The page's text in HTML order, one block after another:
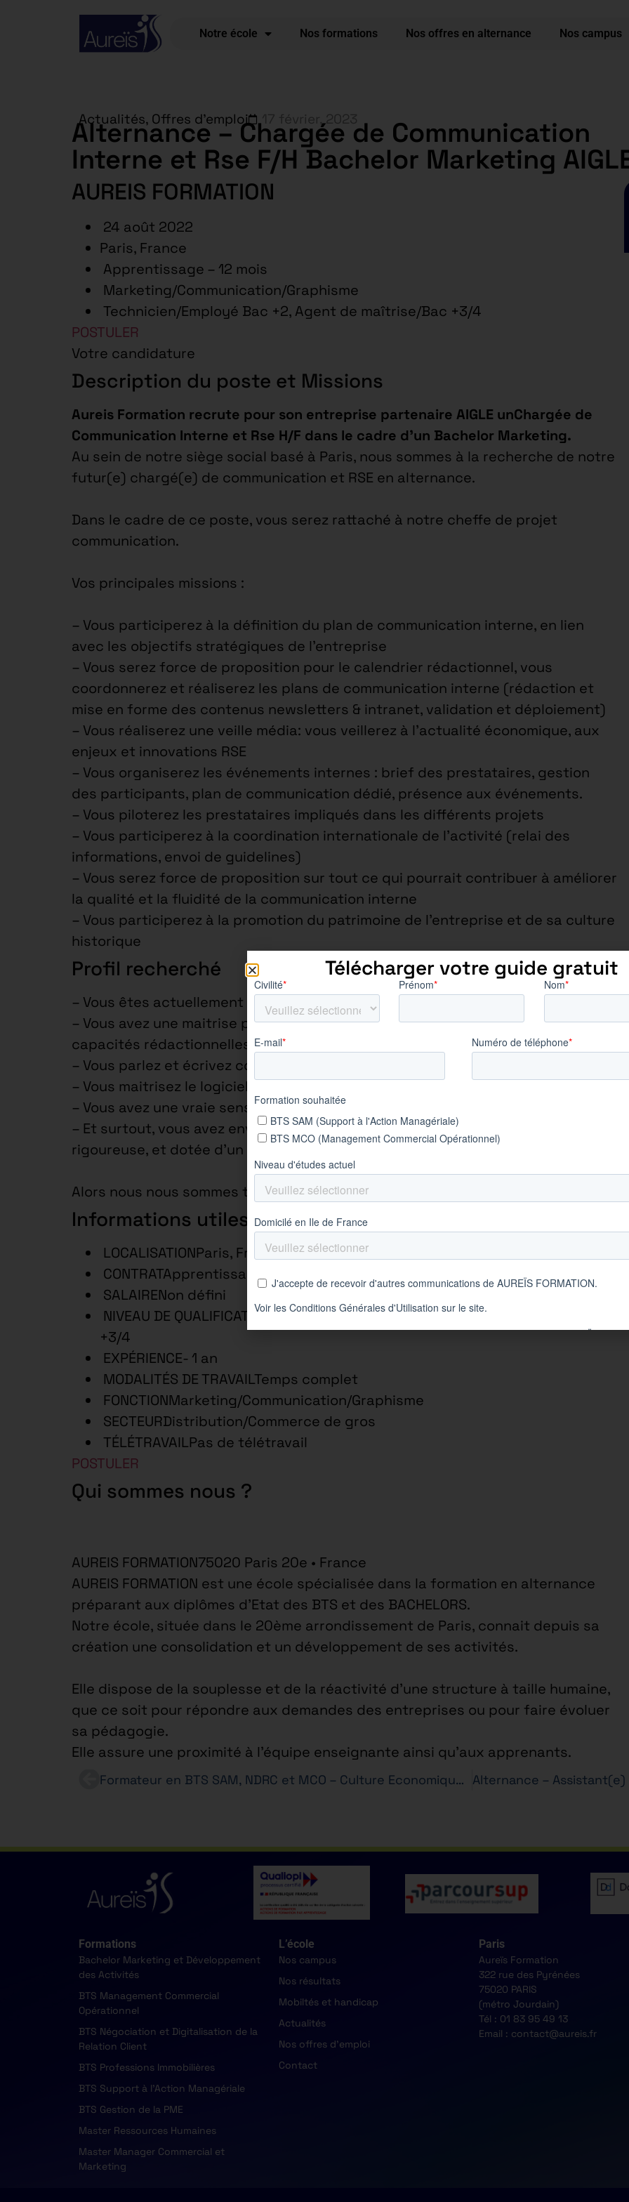
Notre école Nos formations Nos offres en alternance Nos campus
Actualités, Offres d'emploi 17 février, 2023
Alternance – Chargée de Communication
Interne et Rse F/H Bachelor Marketing
AUREIS FORMATION
24 août 2022
Paris, France
Apprentissage – 12 mois
Marketing/Communication/Graphisme
Technicien/Employé Bac +2, Agent de maîtrise/Bac +3/4
POSTULER
Votre candidature
Description du poste et Missions
Aureis Formation recrute pour son entreprise partenaire AIGLE unChargée de
Communication Interne et Rse H/F dans le cadre d’un Bachelor Marketing.
Au sein de notre siège social basé à Paris, nous sommes à la recherche de notre
futur(e) chargé(e) de communication et RSE en alternance.
Dans le cadre de ce poste, vous serez rattaché à notre cheffe de projet
communication.
Vos principales missions :
– Vous participerez à la définition du plan de communication interne, en lien
avec les objectifs stratégiques de l’entreprise
– Vous serez force de proposition pour le calendrier rédactionnel, vous
coordonnerez et réaliserez les plans de communication interne (rédaction et
mise en forme des contenus newsletters & intranet, validation et déploiement)
– Vous réaliserez une veille média: vous veillerez à l’actualité économique, aux
enjeux et innovations RSE
– Vous organiserez les événements internes : brief des prestataires, gestion
des participants, plan de communication dédié, présence aux événements.
– Vous piloterez les prestataires impliqués dans les différents projets
– Vous participerez à la coordination internationale de l’activité (relai des
informations, envoi de guidelines)
– Vous serez force de proposition sur tout ce qui pourrait contribuer à améliorer
la qualité et la fluidité de la communication interne
– Vous participerez à la promotion du patrimoine de l’entreprise et de sa culture
historique
Profil recherché
– Vous êtes actuellement en bac+3 marketing
– Vous avez une maitrise parfaite du français et êtes doté(e) de fortes
capacités rédactionnelles et de structuration
– Vous parlez et écrivez couramment anglais
– Vous maitrisez le logiciel Photoshop
– Vous avez une vraie sensibilité pour tous les sujets RSE
– Et surtout, vous avez envie d’apprendre, vous êtes une personne curieuse,
rigoureuse, et dotée d’un excellent sens du relationnel
Alors nous nous sommes trouvés !
Informations utiles
LOCALISATIONParis, France – pas de déplacement
CONTRATApprentissage – 12 mois
SALAIRENon défini
NIVEAU DE QUALIFICATIONTechnicien/Employé Bac +2, Agent de maîtrise/Bac
+3/4
EXPÉRIENCE- 1 an
MODALITÉS DE TRAVAILTemps complet
FONCTIONMarketing/Communication/Graphisme
SECTEURDistribution/Commerce de gros
TÉLÉTRAVAILPas de télétravail
POSTULER
Qui sommes nous ?
AUREIS FORMATION75020 Paris 20e • France
AUREIS FORMATION est une école spécialisée dans la formation en alternance
préparant aux diplômes d’Etat des BTS et des BACHELORS.
Notre école, située dans le 20ème arrondissement de Paris, connait depuis sa
création une consolidation et un développement de ses activités.
Elle dispose de la souplesse et de la réactivité d’une structure à taille humaine,
que ce soit pour répondre aux demandes des entreprises ou pour faire évoluer
sa pédagogie.
Elle assure une proximité à l’équipe enseignante ainsi qu’aux apprenants.
Formateur en BTS SAM, NDRC et MCO – Culture Economique, juridique et managériale (CEJM) H/F
Formations
Bachelor Marketing et Développement
des Activités
BTS Management Commercial
Opérationnel
BTS Négociation et Digitalisation de la
Relation Client
BTS Professions Immobilières
BTS Support à l'Action Managériale
BTS Gestion de la PME
Master Ressources Humaines
Master Manager Commercial et
Marketing
L’école
Nos campus
Nos résultats
Mobiltés et handicap
Actualités
Nos offres d'emploi
Contact
Paris
Aureïs Formation
322 rue des Pyrénées
75020 PARIS
(métro Jourdain)
Tél : 01 83 95 49 13
Email : contact@aureis.fr
Télécharger votre guide gratuit